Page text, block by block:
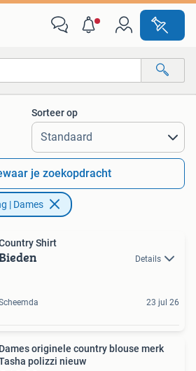
Alle afstanden…
Sorteer op
je zoekopdracht
| Dames
Shirt
Details
23 jul 26
Dames originele country blouse merk
polizzi nieuw